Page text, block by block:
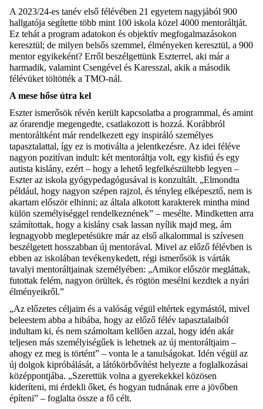
A 2023/24-es tanév első félévében 21 egyetem nagyjából 900
hallgatója segítette több mint 100 iskola közel 4000 mentoráltját.
Ez tehát a program adatokon és objektív megfogalmazásokon
keresztül; de milyen belsős szemmel, élményeken keresztül, a 900
mentor egyikeként? Erről beszélgettünk Eszterrel, aki már a
harmadik, valamint Csengével és Karesszal, akik a második
félévüket töltötték a TMO-nál.
A mese hőse útra kel
Eszter ismerősök révén került kapcsolatba a programmal, és amint
az órarendje megengedte, csatlakozott is hozzá. Korábbról
mentoráltként már rendelkezett egy inspiráló személyes
tapasztalattal, így ez is motiválta a jelentkezésre. Az idei féléve
nagyon pozitívan indult: két mentoráltja volt, egy kisfiú és egy
autista kislány, ezért – hogy a lehető legfelkészültebb legyen –
Eszter az iskola gyógypedagógusával is konzultált. „Elmondta
például, hogy nagyon szépen rajzol, és tényleg elképesztő, nem is
akartam először elhinni; az általa alkotott karakterek mintha mind
külön személyiséggel rendelkeznének” – mesélte. Mindketten arra
számítottak, hogy a kislány csak lassan nyílik majd meg, ám
legnagyobb meglepetésükre már az első alkalommal is szívesen
beszélgetett hosszabban új mentorával. Mivel az előző félévben is
ebben az iskolában tevékenykedett, régi ismerősök is várták
tavalyi mentoráltjainak személyében: „Amikor először megláttak,
futottak felém, nagyon örültek, és rögtön mesélni kezdtek a nyári
élményeikről.”
„Az előzetes céljaim és a valóság végül eltértek egymástól, mivel
beleestem abba a hibába, hogy az előző félév tapasztalaiból
indultam ki, és nem számoltam kellően azzal, hogy idén akár
teljesen más személyiségűek is lehetnek az új mentoráltjaim –
ahogy ez meg is történt” – vonta le a tanulságokat. Idén végül az
új dolgok kipróbálását, a látókörbővítést helyezte a foglalkozásai
középpontjába. „Szerettük volna a gyerekekkel közösen
kideríteni, mi érdekli őket, és hogyan tudnának erre a jövőben
építeni” – foglalta össze a fő célt.